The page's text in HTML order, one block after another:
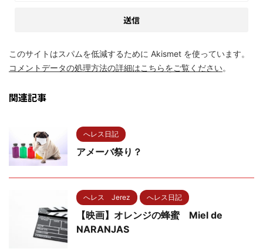
このサイトはスパムを低減するために Akismet を使っています。
コメントデータの処理方法の詳細はこちらをご覧ください。
関連記事
へレス日記
アメーバ祭り？
へレス Jerez へレス日記
【映画】オレンジの蜂蜜 Miel de
NARANJAS